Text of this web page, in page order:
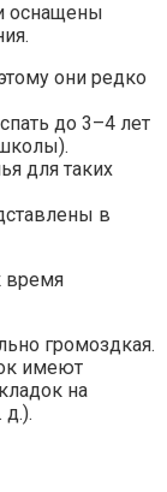
оснащены
они редко
до 3–4 лет
для таких
в
время
громоздкая.
имеют
на
д.).